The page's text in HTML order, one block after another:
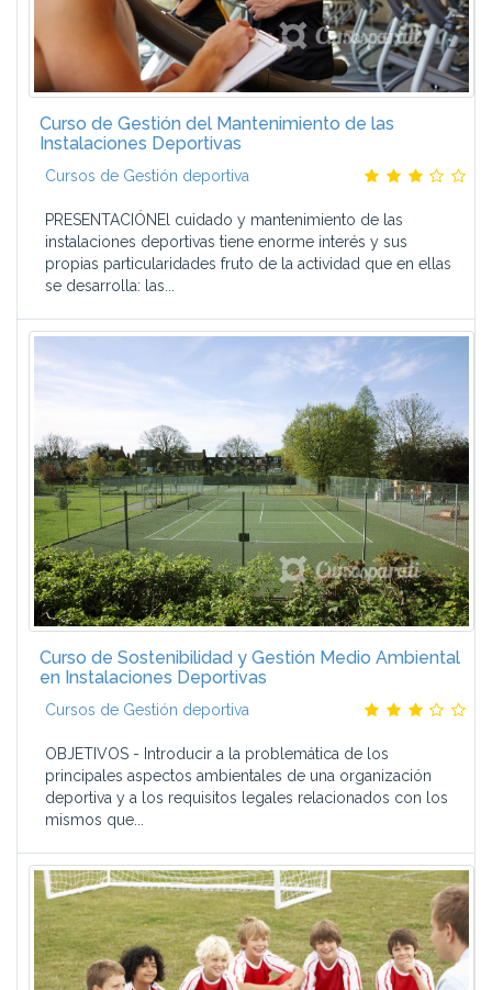
Curso de Gestión del Mantenimiento de las
Instalaciones Deportivas
Cursos de Gestión deportiva
PRESENTACIÓNEl cuidado y mantenimiento de las
instalaciones deportivas tiene enorme interés y sus
propias particularidades fruto de la actividad que en ellas
se desarrolla: las...
Curso de Sostenibilidad y Gestión Medio Ambiental
en Instalaciones Deportivas
Cursos de Gestión deportiva
OBJETIVOS - Introducir a la problemática de los
principales aspectos ambientales de una organización
deportiva y a los requisitos legales relacionados con los
mismos que...